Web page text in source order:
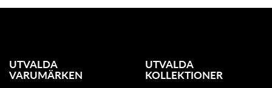
UTVALDA
VARUMÄRKEN
UTVALDA
KOLLEKTIONER